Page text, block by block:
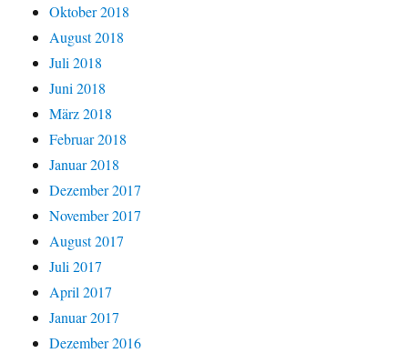
Oktober 2018
August 2018
Juli 2018
Juni 2018
März 2018
Februar 2018
Januar 2018
Dezember 2017
November 2017
August 2017
Juli 2017
April 2017
Januar 2017
Dezember 2016